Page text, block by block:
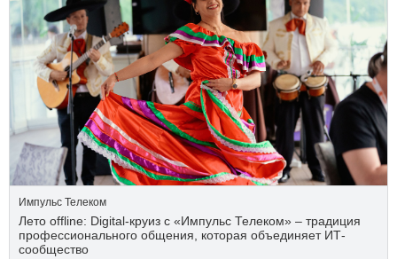
Импульс Телеком
Лето offline: Digital-круиз с «Импульс Телеком» – традиция
профессионального общения, которая объединяет ИТ-
сообщество